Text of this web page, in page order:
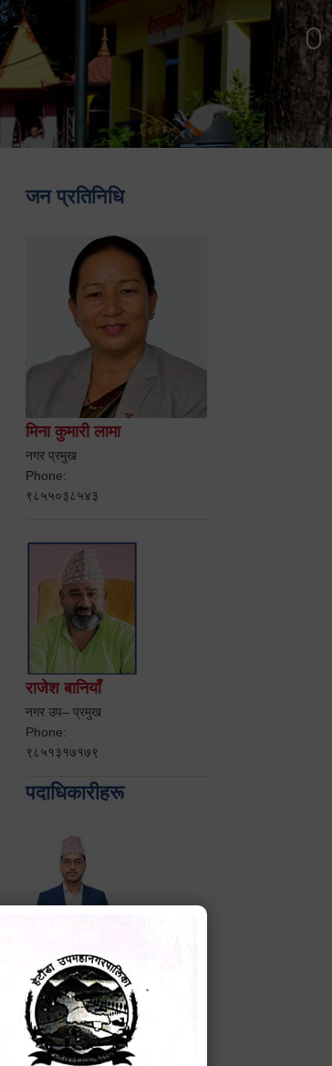
जन प्रतिनिधि
मिना कुमारी लामा
नगर प्रमुख
Phone:
९८५५०३८५४३
राजेश बानियाँ
नगर उप– प्रमुख
Phone:
९८५१३१७१७९
पदाधिकारीहरू
प्रमुख प्रशासकीय अधिकृत
Phone: 9855010111